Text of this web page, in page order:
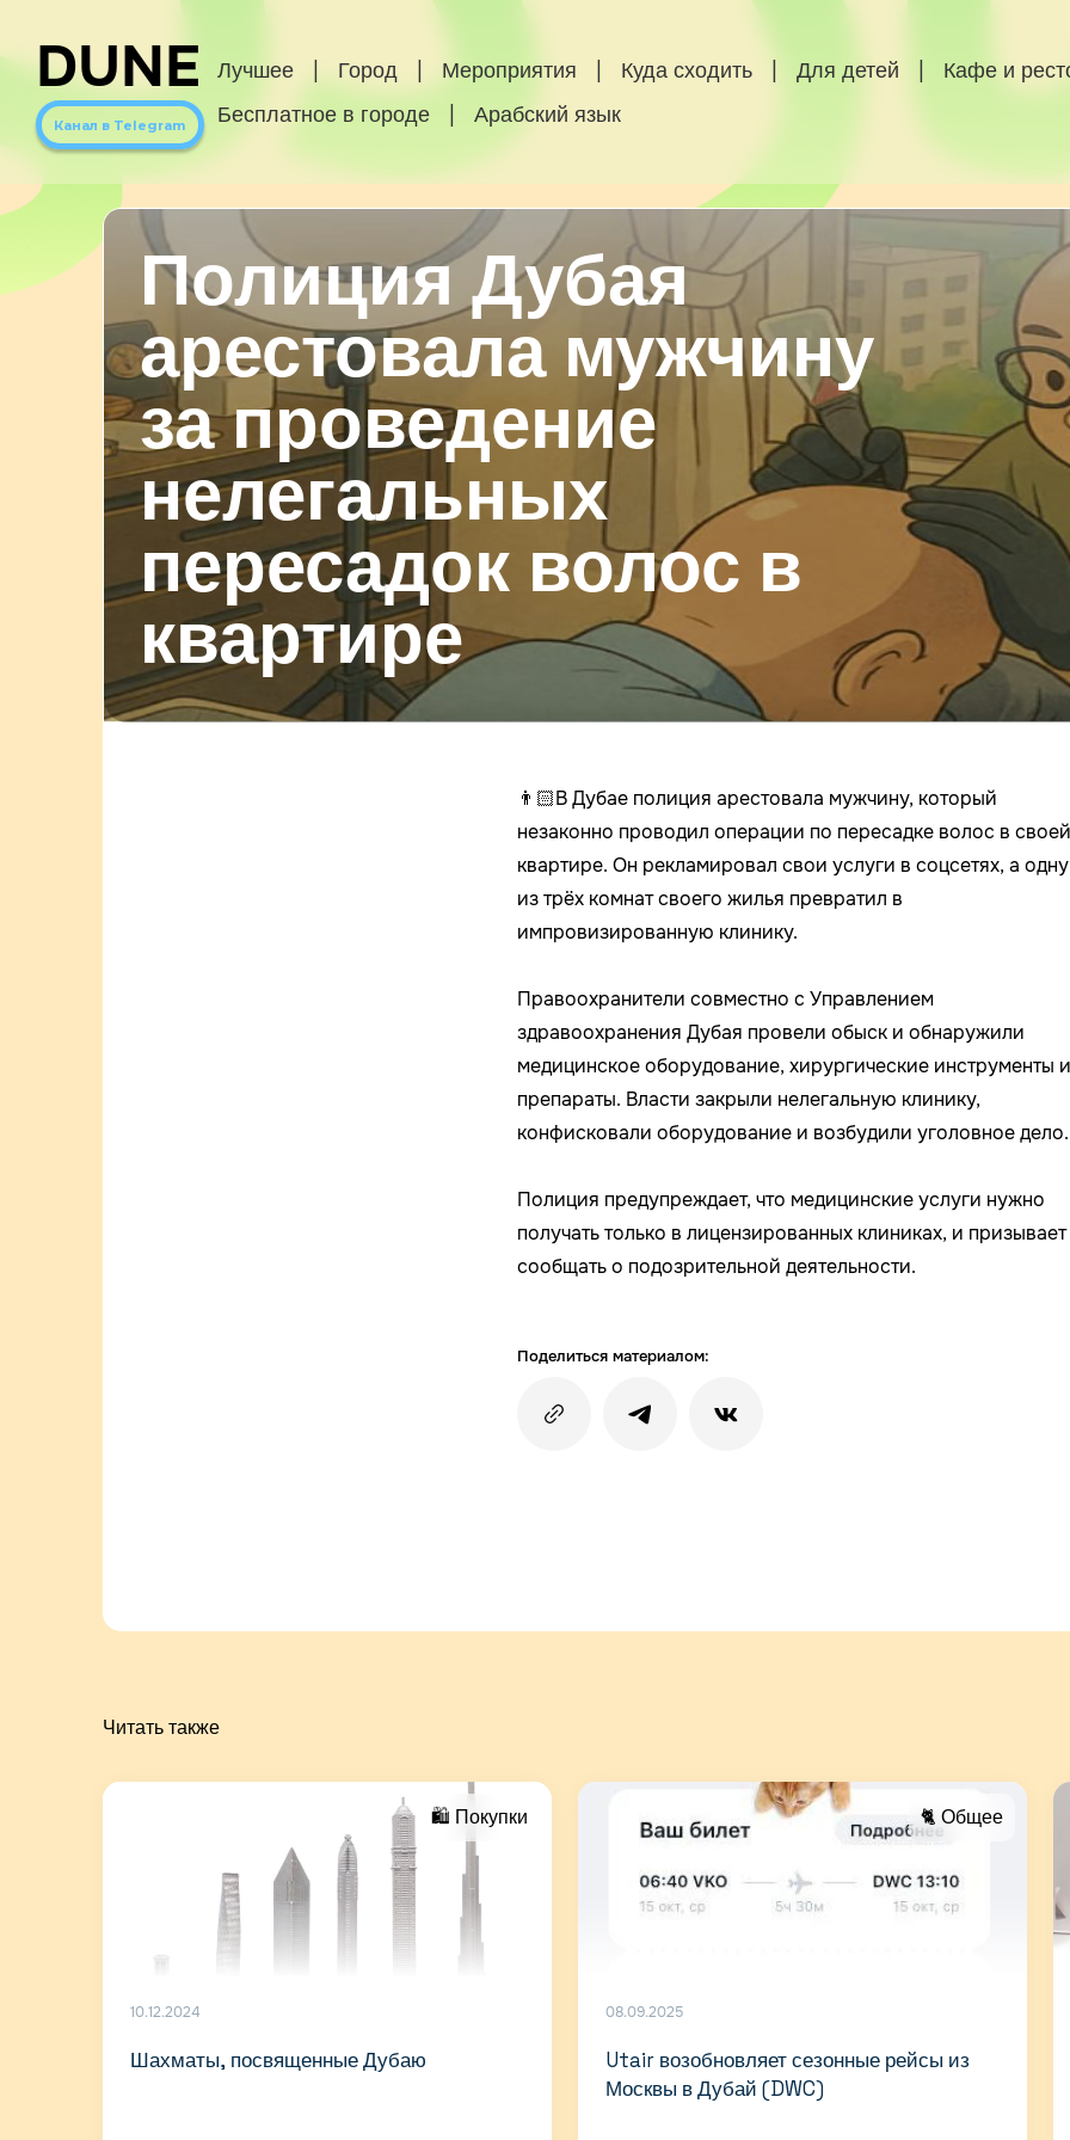
DUNE
Канал в Telegram
Лучшее Город Мероприятия Куда сходить Для детей
Кафе и
Бесплатное в городе
Арабский язык
Полиция Дубая
арестовала мужчину
за проведение
нелегальных
пересадок волос в
квартире
👨🏻В Дубае полиция арестовала мужчину, который
незаконно проводил операции по пересадке волос в своей
квартире. Он рекламировал свои услуги в соцсетях, а одну
из трёх комнат своего жилья превратил в
импровизированную клинику.
Правоохранители совместно с Управлением
здравоохранения Дубая провели обыск и обнаружили
медицинское оборудование, хирургические инструменты и
препараты. Власти закрыли нелегальную клинику,
конфисковали оборудование и возбудили уголовное дело.
Полиция предупреждает, что медицинские услуги нужно
получать только в лицензированных клиниках, и призывает
сообщать о подозрительной деятельности.
Поделиться материалом:
Читать также
🛍 Покупки
10.12.2024
Шахматы, посвященные Дубаю
🐈 Общее
08.09.2025
Utair возобновляет сезонные рейсы из
Москвы в Дубай (DWC)